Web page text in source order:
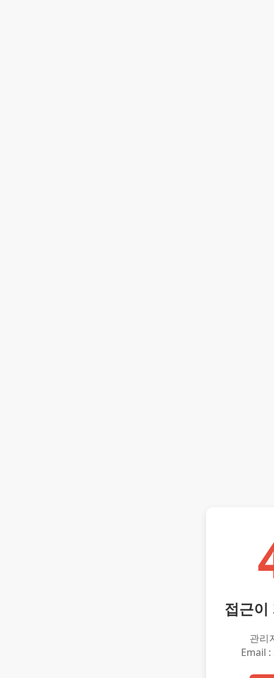
접근이
관리
Email